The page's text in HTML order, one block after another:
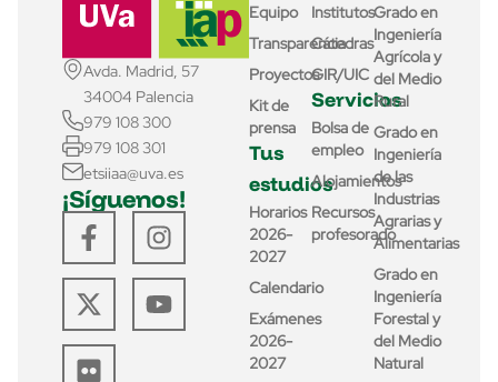
Avda. Madrid, 57
34004 Palencia
979 108 300
979 108 301
etsiiaa@uva.es
¡Síguenos!
Equipo
Transparencia
Proyectos
Kit de
prensa
Tus
estudios
Horarios
2026-
2027
Calendario
Exámenes
2026-
2027
Institutos
Cátedras
GIR/UIC
Servicios
Bolsa de
empleo
Alojamientos
Recursos
profesorado
Grado en
Ingeniería
Agrícola y
del Medio
Rural
Grado en
Ingeniería
de las
Industrias
Agrarias y
Alimentarias
Grado en
Ingeniería
Forestal y
del Medio
Natural